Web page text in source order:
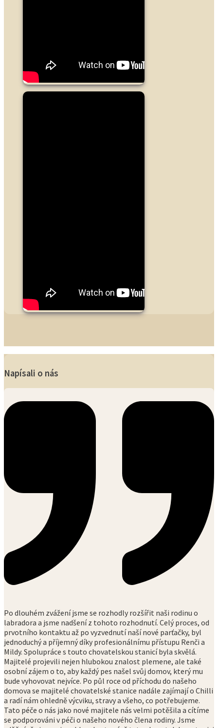
Napísali o nás
Po dlouhém zvážení jsme se rozhodly rozšířit naši rodinu o
labradora a jsme nadšení z tohoto rozhodnutí. Celý proces, od
prvotního kontaktu až po vyzvednutí naší nové parťačky, byl
jednoduchý a příjemný díky profesionálnímu přístupu Renči a
Mildy. Spolupráce s touto chovatelskou stanicí byla skvělá.
Majitelé projevili nejen hlubokou znalost plemene, ale také
osobní zájem o to, aby každý pes našel svůj domov, který mu
bude vyhovovat nejvíce. Po půl roce od příchodu do našeho
domova se majitelé chovatelské stanice nadále zajímají o Chilli
a radí nám ohledně výcviku, stravy a všeho, co potřebujeme.
Tato péče o nás jako nové majitele nás velmi potěšila a cítíme
se podporováni v péči o našeho nového člena rodiny. Jsme